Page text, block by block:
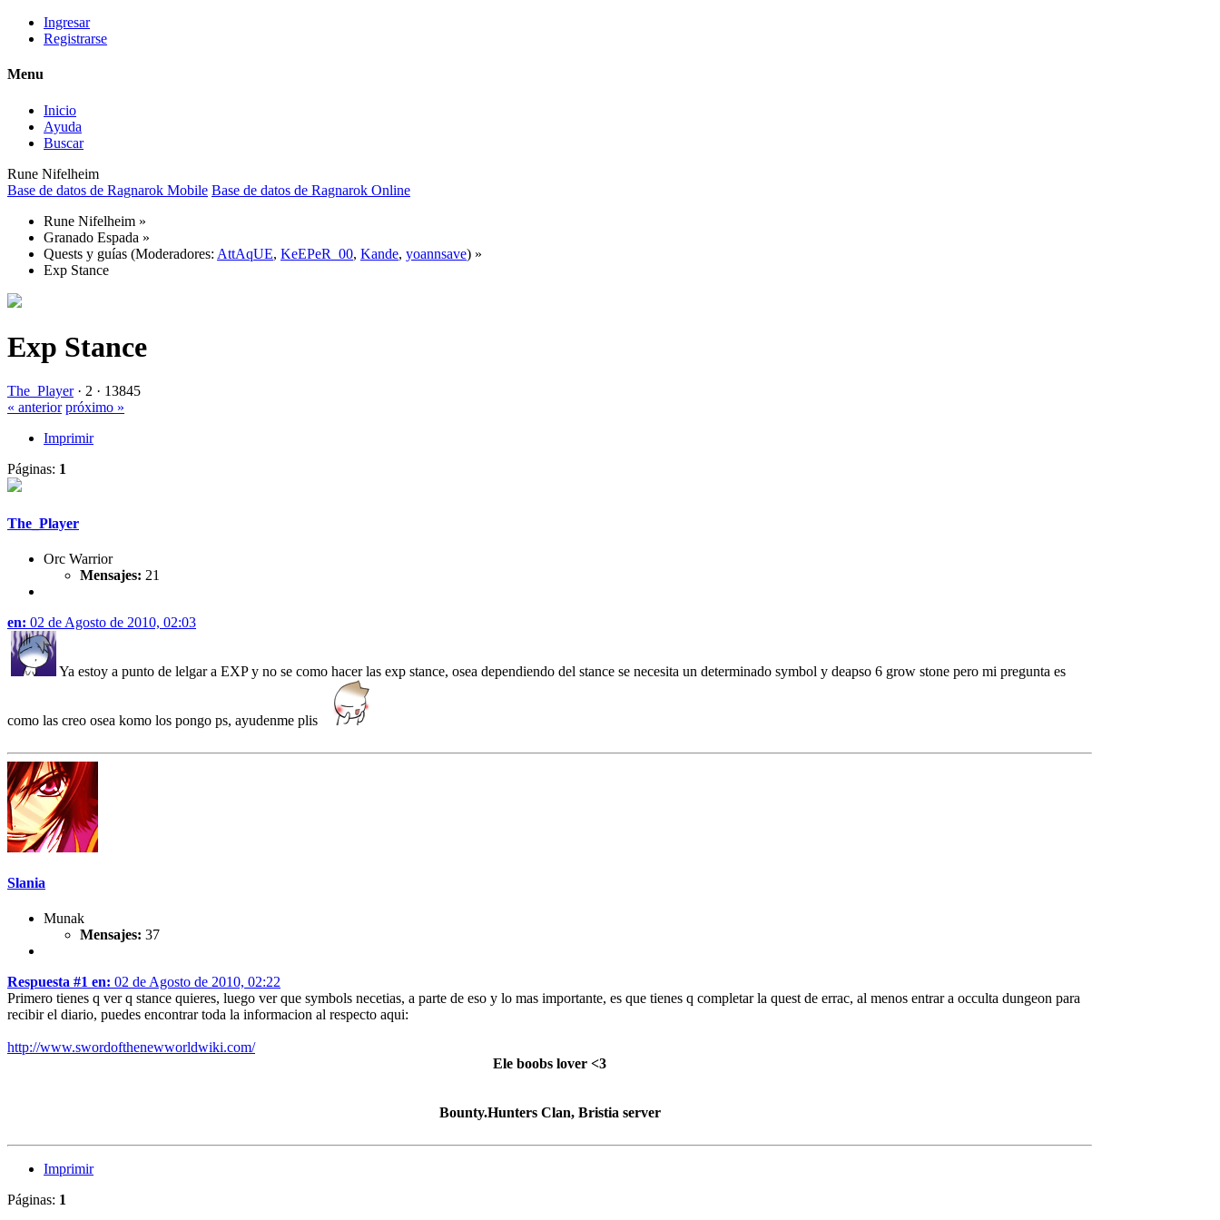
Ingresar
Registrarse
Menu
Inicio
Ayuda
Buscar
Rune Nifelheim
Base de datos de Ragnarok Mobile Base de datos de Ragnarok Online
Rune Nifelheim »
Granado Espada »
Quests y guías (Moderadores: AttAqUE, KeEPeR_00, Kande, yoannsave) »
Exp Stance
Exp Stance
The_Player· 2 · 13845
« anterior próximo »
Imprimir
Páginas: 1
The_Player
Orc Warrior
Mensajes: 21
en: 02 de Agosto de 2010, 02:03
Ya estoy a punto de lelgar a EXP y no se como hacer las exp stance, osea dependiendo del stance se necesita un determinado symbol y deapso 6 grow stone pero mi pregunta es
como las creo osea komo los pongo ps, ayudenme plis
Slania
Munak
Mensajes: 37
Respuesta #1 en: 02 de Agosto de 2010, 02:22
Primero tienes q ver q stance quieres, luego ver que symbols necetias, a parte de eso y lo mas importante, es que tienes q completar la quest de errac, al menos entrar a occulta dungeon para
recibir el diario, puedes encontrar toda la informacion al respecto aqui:
http://www.swordofthenewworldwiki.com/
Ele boobs lover <3
Bounty.Hunters Clan, Bristia server
Imprimir
Páginas: 1